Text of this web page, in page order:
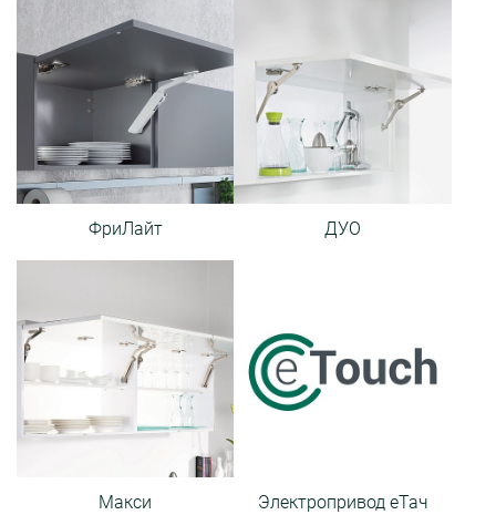
ФриЛайт ДУО
Макси Электропривод еТач